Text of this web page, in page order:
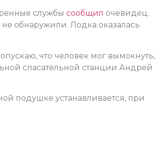
службы сообщил очевидец.
обнаружили. Лодка оказалась
что человек мог вымокнуть,
спасательной станции Андрей
подушке устанавливается, при